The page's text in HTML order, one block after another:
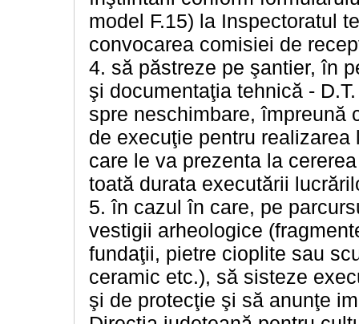
model F.15) la Inspectoratul
convocarea comisiei de
4. să păstreze pe şantier, în
şi documentaţia tehnică -
spre neschimbare, împreună
de execuţie pentru
care le va prezenta la
toată durata executării
5. în cazul în care, pe
vestigii arheologice
fundaţii, pietre cioplite sau
ceramic etc.), să sisteze
şi de protecţie şi să anunţe